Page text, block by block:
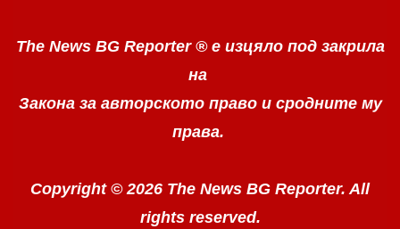
The News BG Reporter ® е изцяло под закрила
на
Закона за авторското право и сродните му
права.
Copyright © 2026 The News BG Reporter. All
rights reserved.